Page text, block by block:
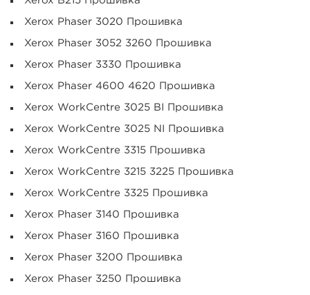
Xerox Phaser 3020 Прошивка
Xerox Phaser 3052 3260 Прошивка
Xerox Phaser 3330 Прошивка
Xerox Phaser 4600 4620 Прошивка
Xerox WorkCentre 3025 BI Прошивка
Xerox WorkCentre 3025 NI Прошивка
Xerox WorkCentre 3315 Прошивка
Xerox WorkCentre 3215 3225 Прошивка
Xerox WorkCentre 3325 Прошивка
Xerox Phaser 3140 Прошивка
Xerox Phaser 3160 Прошивка
Xerox Phaser 3200 Прошивка
Xerox Phaser 3250 Прошивка